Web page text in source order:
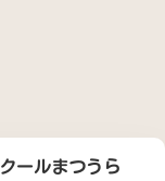
ールまつうら